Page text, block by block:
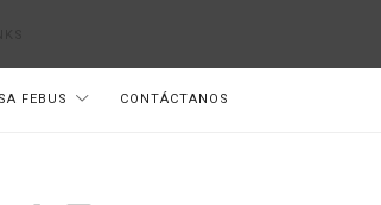
FEBUS CONTÁCTANOS